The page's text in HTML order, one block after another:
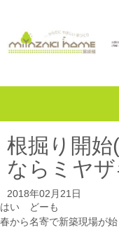
根掘り開始
ならミヤザ
2018年02月21日
はい どーも
春から名寄で新築現場が